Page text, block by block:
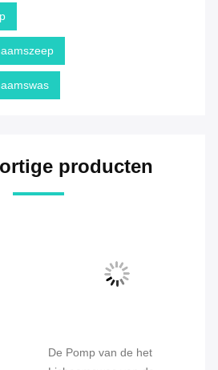
producten
De Pomp van de het